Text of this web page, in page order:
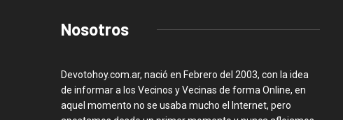
Nosotros
Devotohoy.com.ar, nació en Febrero del 2003, con la idea
de informar a los Vecinos y Vecinas de forma Online, en
aquel momento no se usaba mucho el Internet, pero